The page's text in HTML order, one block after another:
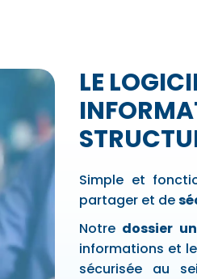
LE
Simple et
partager et de
Notre dossier
informations et
sécurisée au